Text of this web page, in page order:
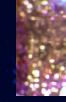
divorci